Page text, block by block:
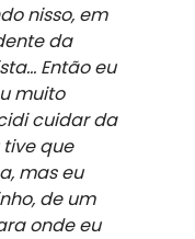
nisso, em
da
Então eu
muito
cuidar da
que
mas eu
de um
onde eu